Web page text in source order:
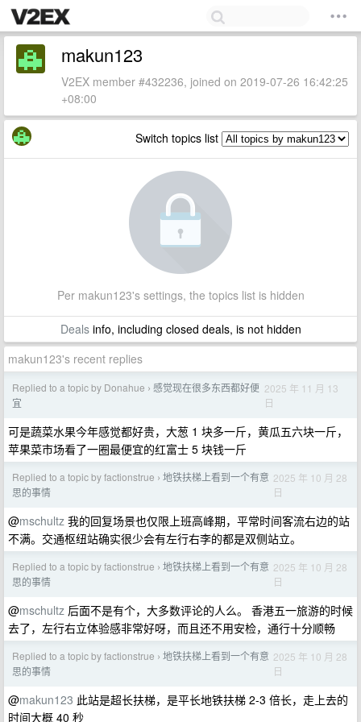
makun123
V2EX member #432236, joined on 2019-07-26 16:42:25
+08:00
Switch topics list
Per makun123's settings, the topics list is hidden
Dealsinfo, including closed deals, is not hidden
makun123's recent replies
Replied to a topic by Donahue › 感觉现在很多东西都好便
宜
2025 年 11 月 13
日
可是蔬菜水果今年感觉都好贵，大葱 1 块多一斤，黄瓜五六块一斤，
苹果菜市场看了一圈最便宜的红富士 5 块钱一斤
Replied to a topic by factionstrue › 地铁扶梯上看到一个有意
思的事情
2025 年 10 月 28
日
@mschultz 我的回复场景也仅限上班高峰期，平常时间客流右边的站
不满。交通枢纽站确实很少会有左行右李的都是双侧站立。
Replied to a topic by factionstrue › 地铁扶梯上看到一个有意
思的事情
2025 年 10 月 28
日
@mschultz 后面不是有个，大多数评论的人么。 香港五一旅游的时候
去了，左行右立体验感非常好呀，而且还不用安检，通行十分顺畅
Replied to a topic by factionstrue › 地铁扶梯上看到一个有意
思的事情
2025 年 10 月 28
日
@makun123 此站是超长扶梯，是平长地铁扶梯 2-3 倍长，走上去的
时间大概 40 秒